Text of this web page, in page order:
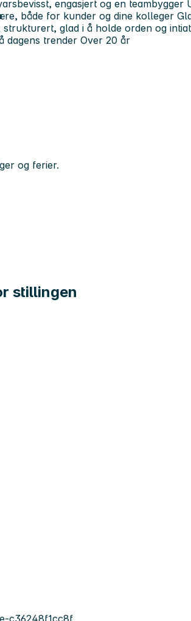
engasjert og en teambygger
både for kunder og dine kolleger
strukturert, glad i å holde orden og
dagens trender Over 20 år
og ferier.
stillingen